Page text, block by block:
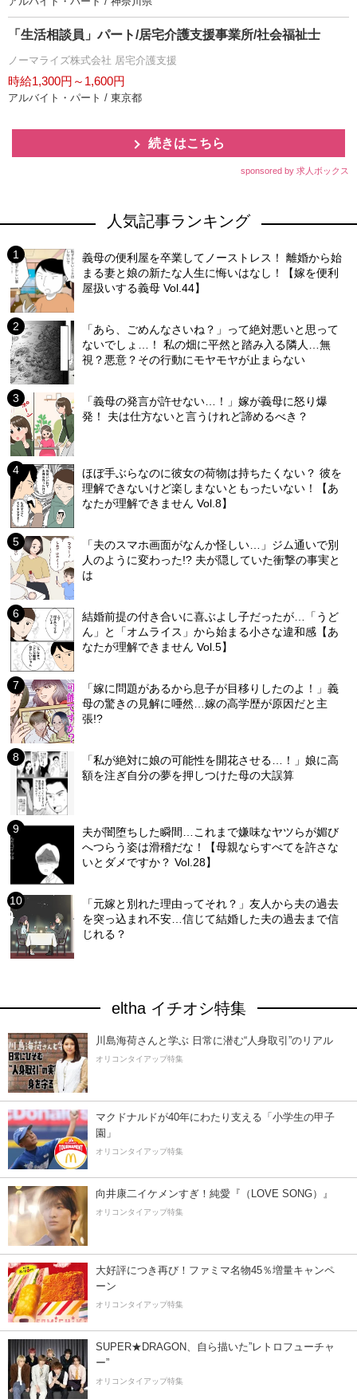
「生活相談員」パート/居宅介護支援事業所/社会福祉士
ノーマライズ株式会社 居宅介護支援
時給1,300円～1,600円
アルバイト・パート / 東京都
続きはこちら
sponsored by 求人ボックス
人気記事ランキング
義母の便利屋を卒業してノーストレス！ 離婚から始
まる妻と娘の新たな人生に悔いはなし！【嫁を便利
屋扱いする義母 Vol.44】
「あら、ごめんなさいね？」って絶対悪いと思って
ないでしょ…！ 私の畑に平然と踏み入る隣人…無
視？悪意？その行動にモヤモヤが止まらない
「義母の発言が許せない…！」嫁が義母に怒り爆
発！ 夫は仕方ないと言うけれど諦めるべき？
ほぼ手ぶらなのに彼女の荷物は持ちたくない？ 彼を
理解できないけど楽しまないともったいない！【あ
なたが理解できません Vol.8】
「夫のスマホ画面がなんか怪しい…」ジム通いで別
人のように変わった!? 夫が隠していた衝撃の事実と
は
結婚前提の付き合いに喜ぶよし子だったが…「うど
ん」と「オムライス」から始まる小さな違和感【あ
なたが理解できません Vol.5】
「嫁に問題があるから息子が目移りしたのよ！」義
母の驚きの見解に唖然…嫁の高学歴が原因だと主
張!?
「私が絶対に娘の可能性を開花させる…！」娘に高
額を注ぎ自分の夢を押しつけた母の大誤算
夫が闇堕ちした瞬間…これまで嫌味なヤツらが媚び
へつらう姿は滑稽だな！【母親ならすべてを許さな
いとダメですか？ Vol.28】
「元嫁と別れた理由ってそれ？」友人から夫の過去
を突っ込まれ不安…信じて結婚した夫の過去まで信
じれる？
eltha イチオシ特集
川島海荷さんと学ぶ 日常に潜む“人身取引”のリアル
オリコンタイアップ特集
マクドナルドが40年にわたり支える「小学生の甲子
園」
オリコンタイアップ特集
向井康二イケメンすぎ！純愛『（LOVE SONG）』
オリコンタイアップ特集
大好評につき再び！ファミマ名物45％増量キャンペ
ーン
オリコンタイアップ特集
SUPER★DRAGON、自ら描いた”レトロフューチャ
ー”
オリコンタイアップ特集